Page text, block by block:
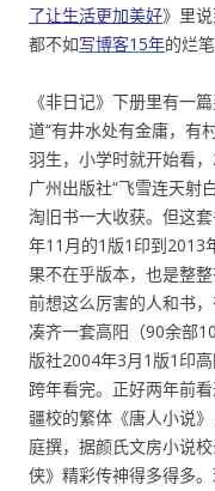
了让生活更加美好》里
都不如写博客15年的烂笔
《非日记》下册里有一
道“有井水处有金庸，有
羽生，小学时就开始看
广州出版社“飞雪连天射
淘旧书一大收获。但这
年11月的1版1印到2013
果不在乎版本，也是整
前想这么厉害的人和书
凑齐一套高阳（90余部
版社2004年3月1版1印
跨年看完。正好两年前
疆校的繁体《唐人小说
庭撰，据颜氏文房小说
侠》精彩传神得多得多